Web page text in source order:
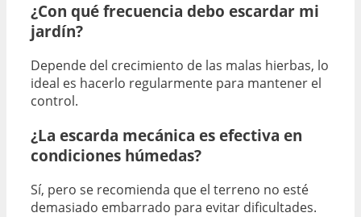
¿Con qué frecuencia debo escardar mi
jardín?
Depende del crecimiento de las malas hierbas, lo
ideal es hacerlo regularmente para mantener el
control.
¿La escarda mecánica es efectiva en
condiciones húmedas?
Sí, pero se recomienda que el terreno no esté
demasiado embarrado para evitar dificultades.